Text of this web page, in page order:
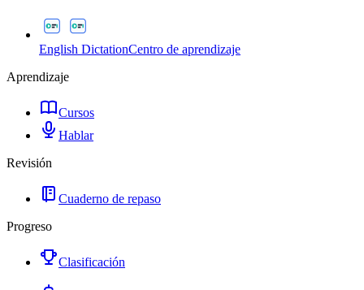
English DictationCentro de aprendizaje
Aprendizaje
Cursos
Hablar
Revisión
Cuaderno de repaso
Progreso
Clasificación